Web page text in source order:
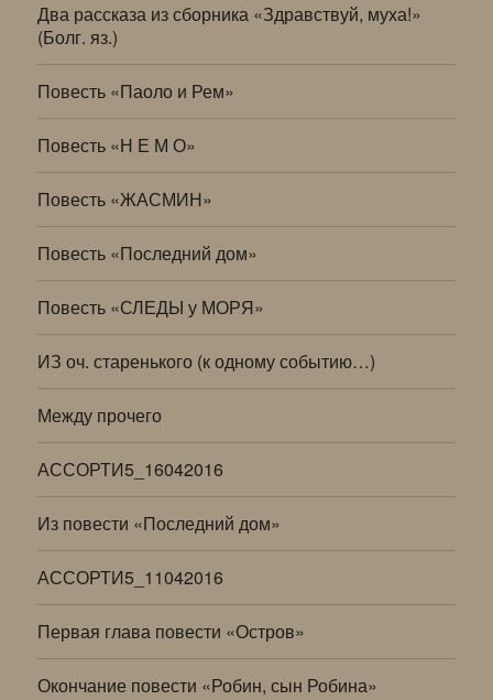
Два рассказа из сборника «Здравствуй, муха!»
(Болг. яз.)
Повесть «Паоло и Рем»
Повесть «Н Е М О»
Повесть «ЖАСМИН»
Повесть «Последний дом»
Повесть «СЛЕДЫ у МОРЯ»
ИЗ оч. старенького (к одному событию…)
Между прочего
АССОРТИ5_16042016
Из повести «Последний дом»
АССОРТИ5_11042016
Первая глава повести «Остров»
Окончание повести «Робин, сын Робина»